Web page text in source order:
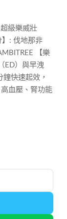
級樂威壯
: 伐地那非
【樂
ED）與早洩
快速起效，
血壓、腎功能